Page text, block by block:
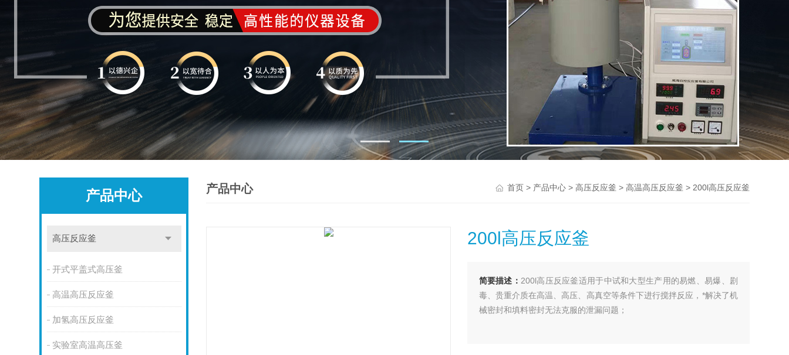
产品中心
高压反应釜
开式平盖式高压釜
高温高压反应釜
加氢高压反应釜
实验室高温高压釜
产品中心 首页> 产品中心> 高压反应釜 > 高温高压反应釜 > 200l高压反应釜
200l高压反应釜
简要描述： 200l高压反应釜适用于中试和大型生产用的易燃、易爆、剧
毒、贵重介质在高温、高压、高真空等条件下进行搅拌反应，*解决了机
械密封和填料密封无法克服的泄漏问题；